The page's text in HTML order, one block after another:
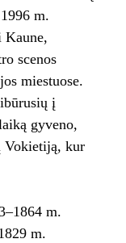
m.
Kaune,
scenos
miestuose.
į
gyveno,
Vokietiją, kur
m.
m.